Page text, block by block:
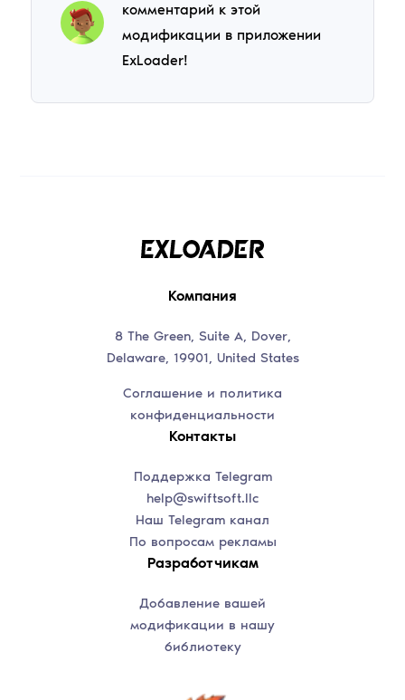
комментарий к этой
модификации в приложении
ExLoader!
Компания
8 The Green, Suite A, Dover,
Delaware, 19901, United States
Соглашение и политика
конфиденциальности
Контакты
Поддержка Telegram
help@swiftsoft.llc
Наш Telegram канал
По вопросам рекламы
Разработчикам
Добавление вашей
модификации в нашу
библиотеку